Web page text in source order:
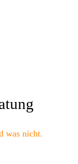
was nicht.